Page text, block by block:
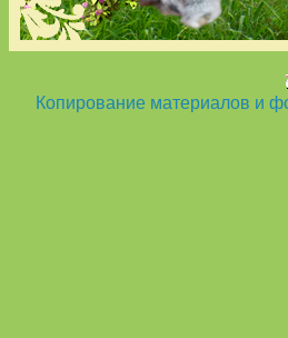
Копирование материалов и